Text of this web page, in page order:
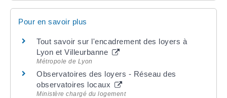
Pour en savoir plus
Tout savoir sur l'encadrement des loyers à
Lyon et Villeurbanne
Métropole de Lyon
Observatoires des loyers - Réseau des
observatoires locaux
Ministère chargé du logement